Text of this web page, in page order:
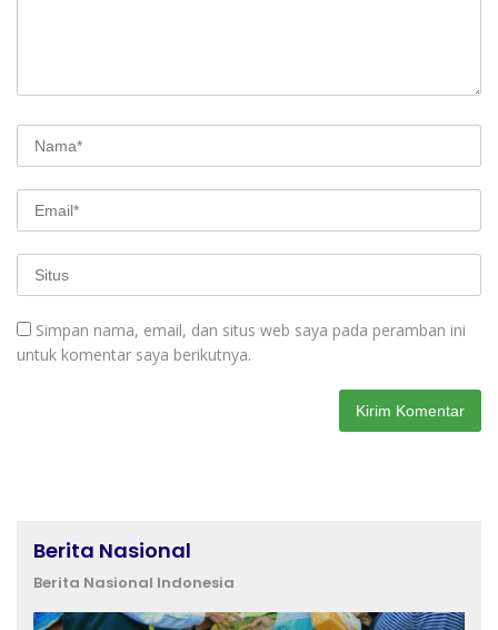
Simpan nama, email, dan situs web saya pada peramban ini
untuk komentar saya berikutnya.
Berita Nasional
Berita Nasional Indonesia